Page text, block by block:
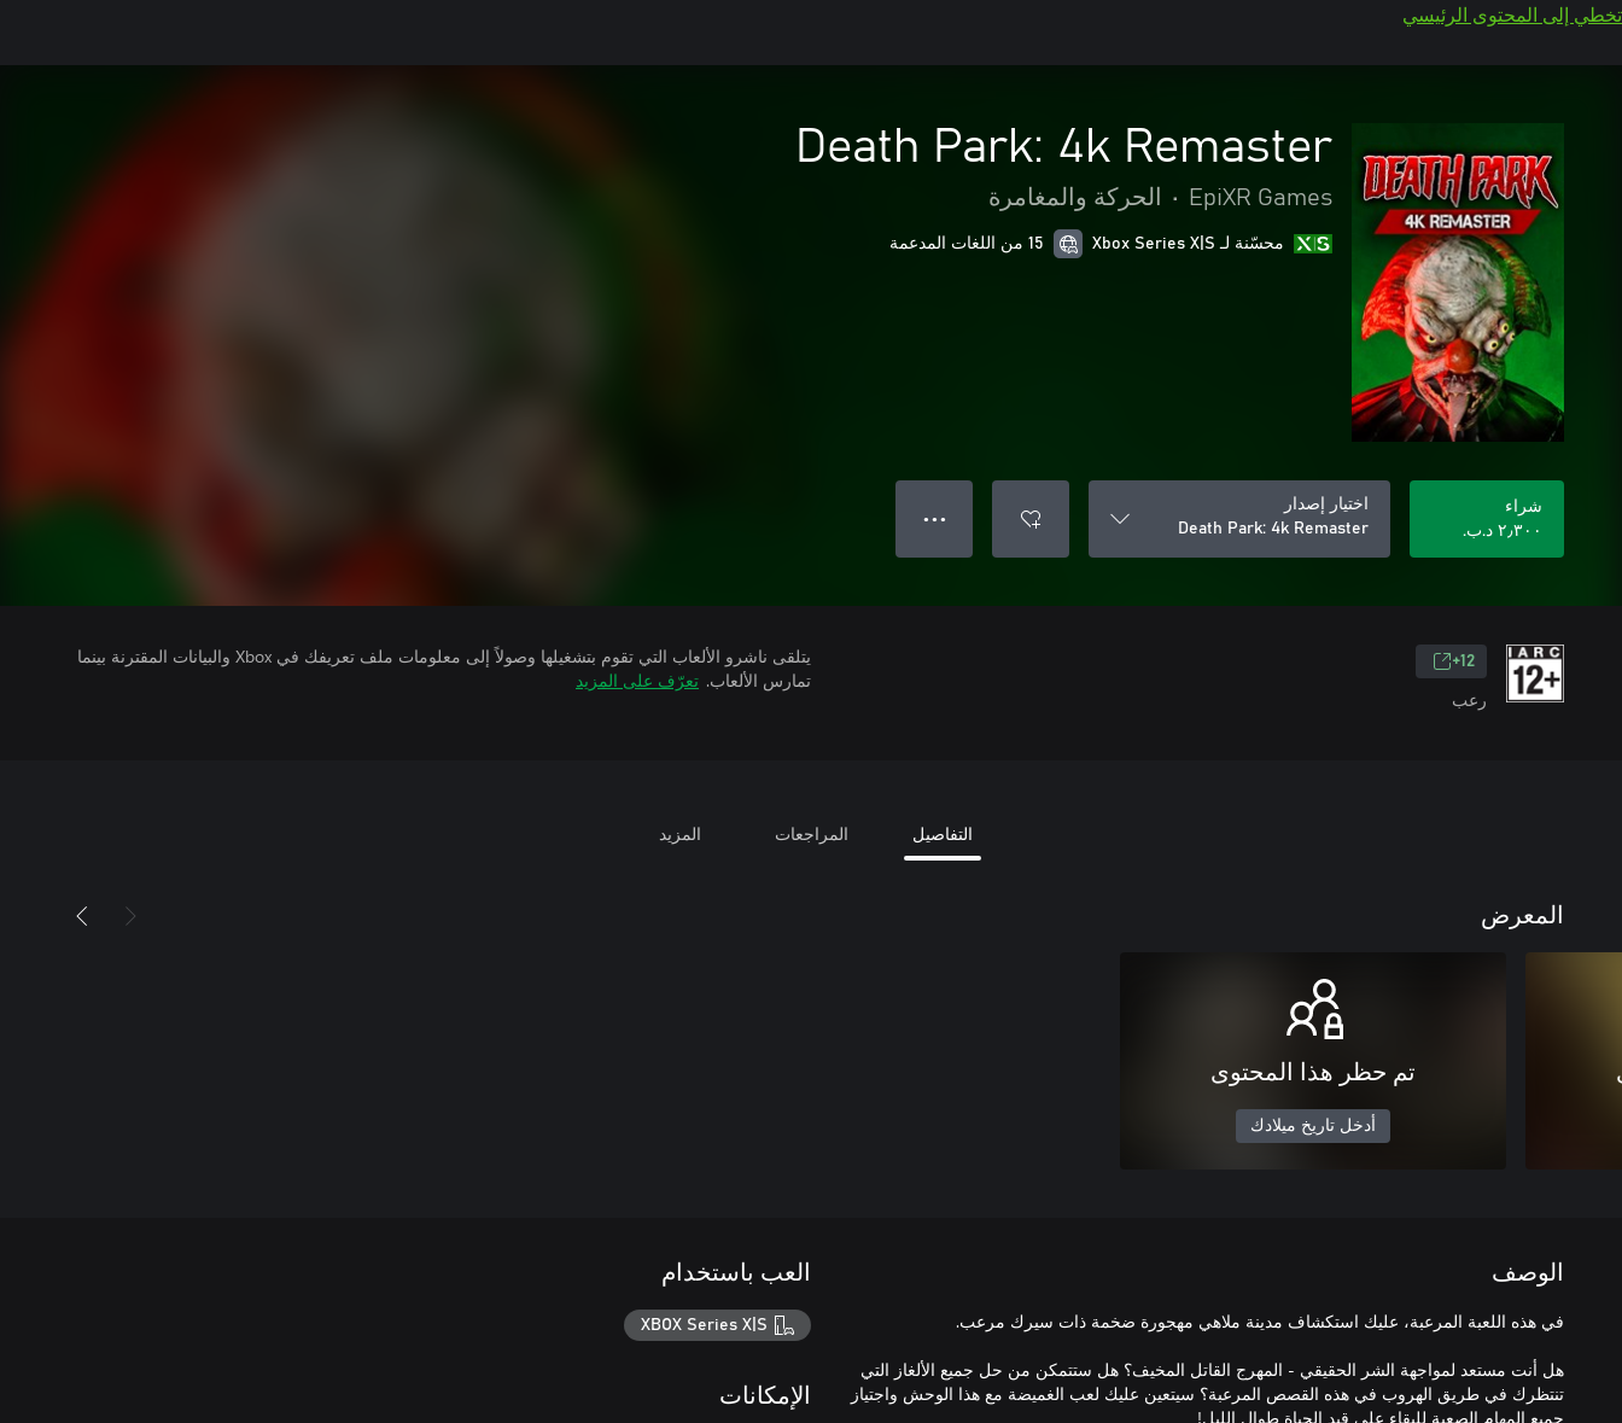
تخطي إلى المحتوى الرئيسي
Death Park: 4k Remaster
EpiXR Games
• الحركة والمغامرة
محسّنة لـ Xbox Series X|S 15 من اللغات المدعمة
شراء
٢٫٣٠٠ د.ب.‏
اختيار إصدار
Death Park: 4k Remaster
● ● ●
12+
رعب
يتلقى ناشرو الألعاب التي تقوم بتشغيلها وصولاً إلى معلومات ملف تعريفك في Xbox والبيانات المقترنة بينما
تمارس الألعاب. تعرّف على المزيد
التفاصيل المراجعات المزيد
المعرض
تم حظر هذا المحتوى
أدخل تاريخ ميلادك
الوصف
هل أنت مستعد لمواجهة الشر الحقيقي - المهرج القاتل المخيف؟ هل ستتمكن من حل جميع الألغاز التي
تنتظرك في طريق الهروب في هذه القصص المرعبة؟ سيتعين عليك لعب الغميضة مع هذا الوحش واجتياز
العب باستخدام
XBOX Series X|S
الإمكانات